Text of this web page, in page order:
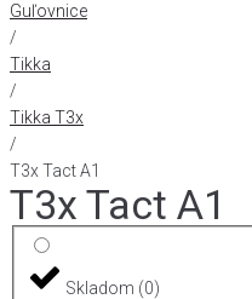
Guľovnice
/
Tikka
/
Tikka T3x
/
T3x Tact A1
T3x Tact A1
Skladom (0)